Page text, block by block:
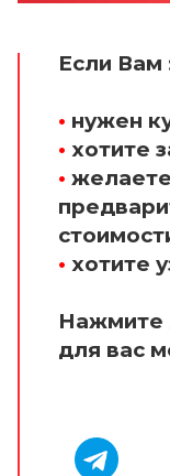
Если Вам
• нужен
• хотите
•
• хотите
Нажмите
для вас